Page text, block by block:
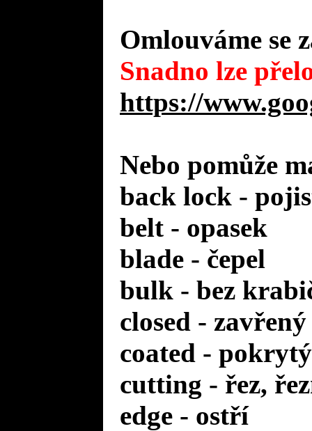
Omlouváme se
Snadno lze
https://
Nebo pomůže
back lock -
belt - opasek
blade - čepel
bulk - bez
closed - zavřený
coated -
cutting - řez,
edge - ostří